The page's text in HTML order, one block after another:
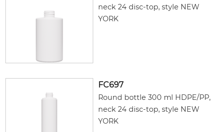
neck 24 disc-top, style NEW
YORK
FC697
Round bottle 300 ml HDPE/PP,
neck 24 disc-top, style NEW
YORK